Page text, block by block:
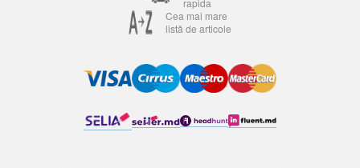
Cea mai mare
listă de articole